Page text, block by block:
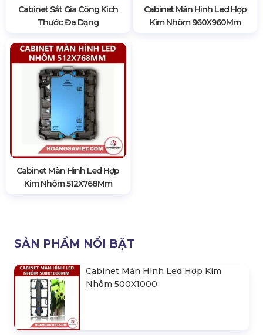
Cabinet Sắt Gia Công Kích
Thước Đa Dạng
Cabinet Màn Hình Led Hợp
Kim Nhôm 960X960Mm
Cabinet Màn Hình Led Hợp
Kim Nhôm 512X768Mm
SẢN PHẨM NỔI BẬT
Cabinet Màn Hình Led Hợp Kim
Nhôm 500X1000